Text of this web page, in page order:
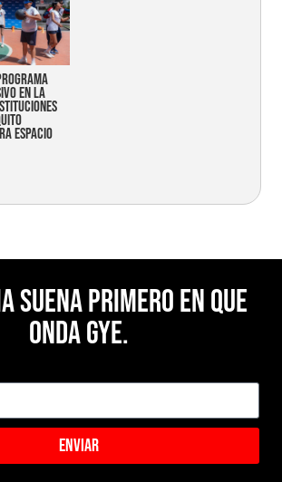
en la
espacio
suena primero en Que
Onda Gye.
Enviar